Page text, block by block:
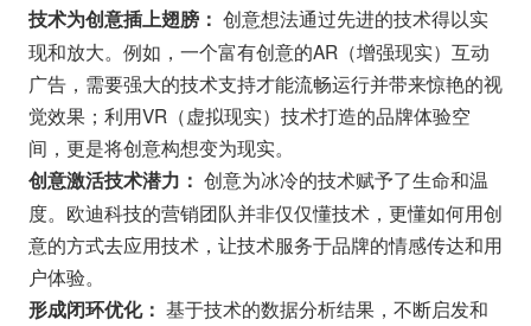
技术为创意插上翅膀： 创意想法通过先进的技术得以实
现和放大。例如，一个富有创意的AR（增强现实）互动
广告，需要强大的技术支持才能流畅运行并带来惊艳的视
觉效果；利用VR（虚拟现实）技术打造的品牌体验空
间，更是将创意构想变为现实。
创意激活技术潜力： 创意为冰冷的技术赋予了生命和温
度。欧迪科技的营销团队并非仅仅懂技术，更懂如何用创
意的方式去应用技术，让技术服务于品牌的情感传达和用
户体验。
形成闭环优化： 基于技术的数据分析结果，不断启发和